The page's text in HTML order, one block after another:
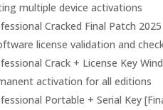
multiple device activations
Cracked Final Patch 2025
license validation and
Crack + License Key
activation for all editions
Portable + Serial Key